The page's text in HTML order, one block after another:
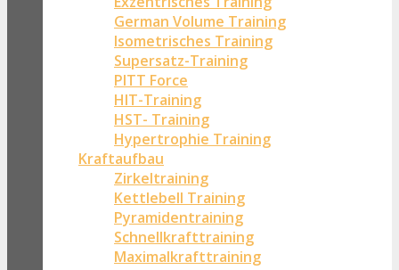
German Volume Training
Isometrisches Training
Supersatz-Training
PITT Force
HIT-Training
HST- Training
Hypertrophie Training
Kraftaufbau
Zirkeltraining
Kettlebell Training
Pyramidentraining
Schnellkrafttraining
Maximalkrafttraining